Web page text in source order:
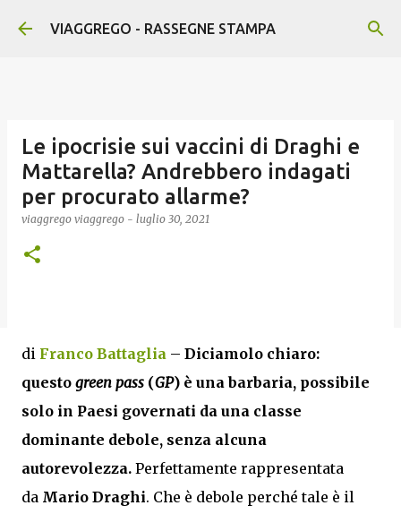
Passa ai contenuti principali
VIAGGREGO - RASSEGNE STAMPA
Le ipocrisie sui vaccini di Draghi e
Mattarella? Andrebbero indagati
per procurato allarme?
viaggrego viaggrego - luglio 30, 2021
di Franco Battaglia – Diciamolo chiaro:
questo green pass (GP) è una barbaria, possibile
solo in Paesi governati da una classe
dominante debole, senza alcuna
autorevolezza. Perfettamente rappresentata
da Mario Draghi. Che è debole perché tale è il